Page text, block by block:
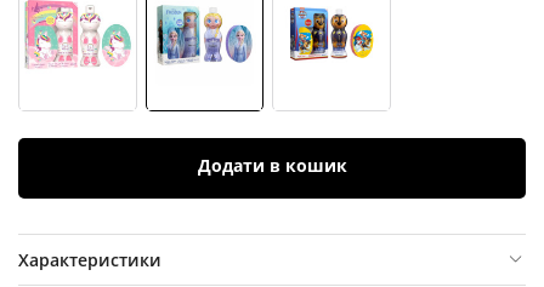
Додати в кошик
Характеристики